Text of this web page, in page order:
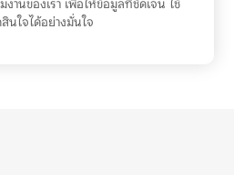
านของเรา เพื่อให้ข้อมูลที่ชัดเจน ใช้
นใจได้อย่างมั่นใจ